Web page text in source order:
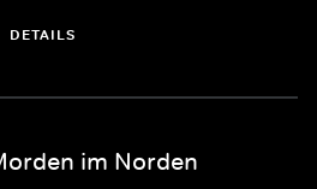
DETAILS
im Norden